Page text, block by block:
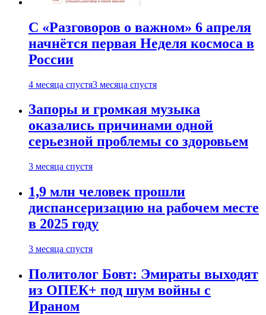
С «Разговоров о важном» 6 апреля
начнётся первая Неделя космоса в
России
4 месяца спустя3 месяца спустя
Запоры и громкая музыка
оказались причинами одной
серьезной проблемы со здоровьем
3 месяца спустя
1,9 млн человек прошли
диспансеризацию на рабочем месте
в 2025 году
3 месяца спустя
Политолог Бовт: Эмираты выходят
из ОПЕК+ под шум войны с
Ираном